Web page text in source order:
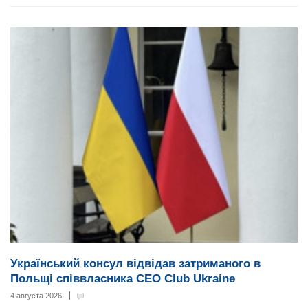
Український консул відвідав затриманого в
Польщі співвласника CEO Club Ukraine
4 августа 2026